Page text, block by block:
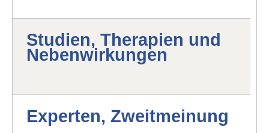
Studien, Therapien und
Nebenwirkungen
Experten, Zweitmeinung